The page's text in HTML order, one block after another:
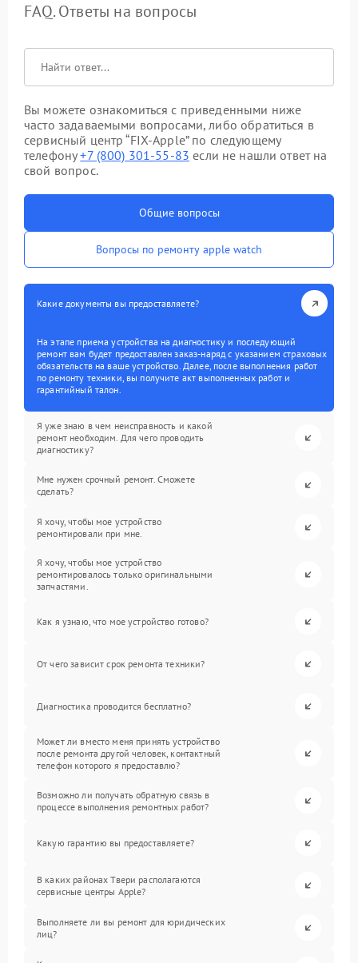
FAQ. Ответы на вопросы
Вы можете ознакомиться с приведенными ниже
часто задаваемыми вопросами, либо обратиться в
сервисный центр “FIX-Apple” по следующему
телефону+7 (800) 301-55-83 если не нашли ответ на
свой вопрос.
Общие вопросы
Вопросы по ремонту apple watch
Какие документы вы предоставляете?
На этапе приема устройства на диагностику и последующий
ремонт вам будет предоставлен заказ-наряд с указанием страховых
обязательств на ваше устройство. Далее, после выполнения работ
по ремонту техники, вы получите акт выполненных работ и
гарантийный талон.
Я уже знаю в чем неисправность и какой
ремонт необходим. Для чего проводить
диагностику?
Мне нужен срочный ремонт. Сможете
сделать?
Я хочу, чтобы мое устройство
ремонтировали при мне.
Я хочу, чтобы мое устройство
ремонтировалось только оригинальными
запчастями.
Как я узнаю, что мое устройство готово?
От чего зависит срок ремонта техники?
Диагностика проводится бесплатно?
Может ли вместо меня принять устройство
после ремонта другой человек, контактный
телефон которого я предоставлю?
Возможно ли получать обратную связь в
процессе выполнения ремонтных работ?
Какую гарантию вы предоставляете?
В каких районах Твери располагаются
сервисные центры Apple?
Выполняете ли вы ремонт для юридических
лиц?